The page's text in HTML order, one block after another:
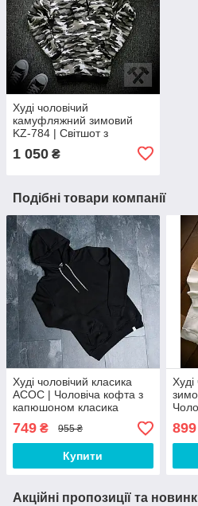
Худі чоловічий
камуфляжний зимовий
KZ-784 | Світшот з
камуфляжний ЛЮКС
1 050 ₴
Подібні товари компанії
Худі чоловічий класика
АСОС | Чоловіча кофта з
капюшоном класика
ЛЮКС якості
749 ₴ 955 ₴
Купити
899
Акційні пропозиції та